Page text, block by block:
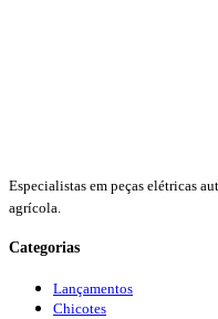
Especialistas em peças elétricas
agrícola.
Categorias
Lançamentos
Chicotes